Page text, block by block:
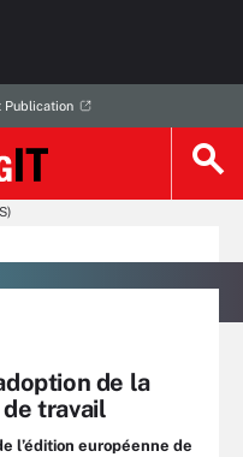
Publication
de la
travail
l’édition européenne de